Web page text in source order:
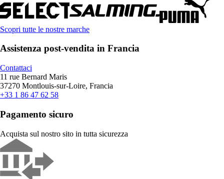
Scopri tutte le nostre marche
Assistenza post-vendita in Francia
Contattaci
11 rue Bernard Maris
37270 Montlouis-sur-Loire, Francia
+33 1 86 47 62 58
Pagamento sicuro
Acquista sul nostro sito in tutta sicurezza